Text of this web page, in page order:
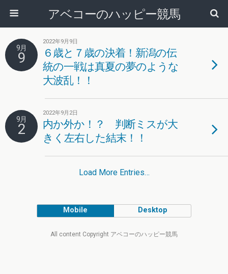
アベコーのハッピー競馬
9月
9
2022年9月9日
６歳と７歳の決着！新潟の伝
統の一戦は真夏の夢のような
大波乱！！
9月
2
2022年9月2日
内か外か！？ 判断ミスが大
きく左右した結末！！
Load More Entries…
Mobile Desktop
All content Copyright アベコーのハッピー競馬